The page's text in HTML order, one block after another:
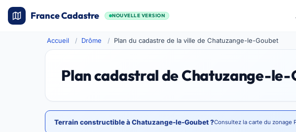
France Cadastre NOUVELLE VERSION
Accueil Drôme Plan du cadastre de la ville de Chatuzange-le-Goubet
Plan cadastral de Chatuzange-le-
Terrain constructible à Chatuzange-le-Goubet ?Consultez la carte du zonage